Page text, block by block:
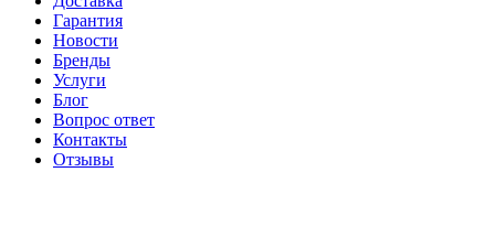
Гарантия
Новости
Бренды
Услуги
Блог
Вопрос ответ
Контакты
Отзывы